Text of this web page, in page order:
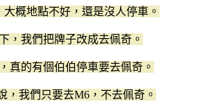
大概地點不好，還是沒人停車。
，我們把牌子改成去佩奇。
真的有個伯伯停車要去佩奇。
，我們只要去M6，不去佩奇。